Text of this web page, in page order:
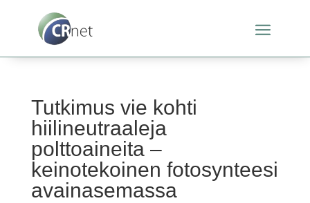
Tutkimus vie kohti
hiilineutraaleja
polttoaineita –
keinotekoinen fotosynteesi
avainasemassa